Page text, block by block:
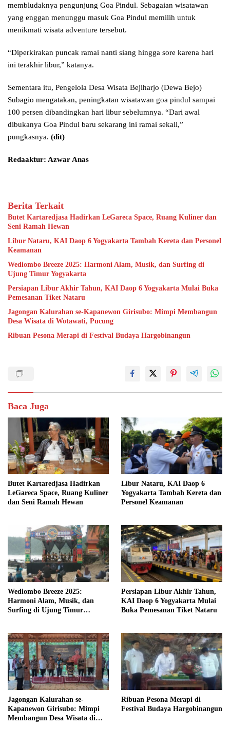
membludaknya pengunjung Goa Pindul. Sebagaian wisatawan
yang enggan menunggu masuk Goa Pindul memilih untuk
menikmati wisata adventure tersebut.
“Diperkirakan puncak ramai nanti siang hingga sore karena hari
ini terakhir libur,” katanya.
Sementara itu, Pengelola Desa Wisata Bejiharjo (Dewa Bejo)
Subagio mengatakan, peningkatan wisatawan goa pindul sampai
100 persen dibandingkan hari libur sebelumnya. “Dari awal
dibukanya Goa Pindul baru sekarang ini ramai sekali,”
pungkasnya. (dit)
Redaaktur: Azwar Anas
Berita Terkait
Butet Kartaredjasa Hadirkan LeGareca Space, Ruang Kuliner dan
Seni Ramah Hewan
Libur Nataru, KAI Daop 6 Yogyakarta Tambah Kereta dan Personel
Keamanan
Wediombo Breeze 2025: Harmoni Alam, Musik, dan Surfing di
Ujung Timur Yogyakarta
Persiapan Libur Akhir Tahun, KAI Daop 6 Yogyakarta Mulai Buka
Pemesanan Tiket Nataru
Jagongan Kalurahan se-Kapanewon Girisubo: Mimpi Membangun
Desa Wisata di Wotawati, Pucung
Ribuan Pesona Merapi di Festival Budaya Hargobinangun
Baca Juga
Butet Kartaredjasa Hadirkan
LeGareca Space, Ruang Kuliner
dan Seni Ramah Hewan
Libur Nataru, KAI Daop 6
Yogyakarta Tambah Kereta dan
Personel Keamanan
Wediombo Breeze 2025:
Harmoni Alam, Musik, dan
Surfing di Ujung Timur
Persiapan Libur Akhir Tahun,
KAI Daop 6 Yogyakarta Mulai
Buka Pemesanan Tiket Nataru
Jagongan Kalurahan se-
Kapanewon Girisubo: Mimpi
Membangun Desa Wisata di
Ribuan Pesona Merapi di
Festival Budaya Hargobinangun